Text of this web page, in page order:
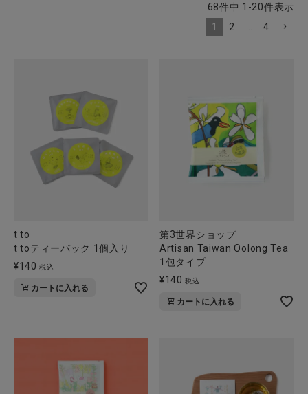
ブランド
全ての商品
CONTENTS
お問い合わせ
68件中 1 -20件表示
1
2 4
t to
t toティーバック 1個入り
¥140 税込
カートに入れる
第3世界ショップ
Artisan Taiwan Oolong Tea
1包タイプ
¥140 税込
カートに入れる